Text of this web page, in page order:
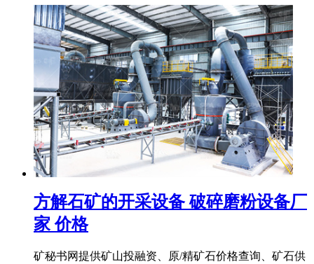
方解石矿的开采设备 破碎磨粉设备厂
家 价格
矿秘书网提供矿山投融资、原/精矿石价格查询、矿石供